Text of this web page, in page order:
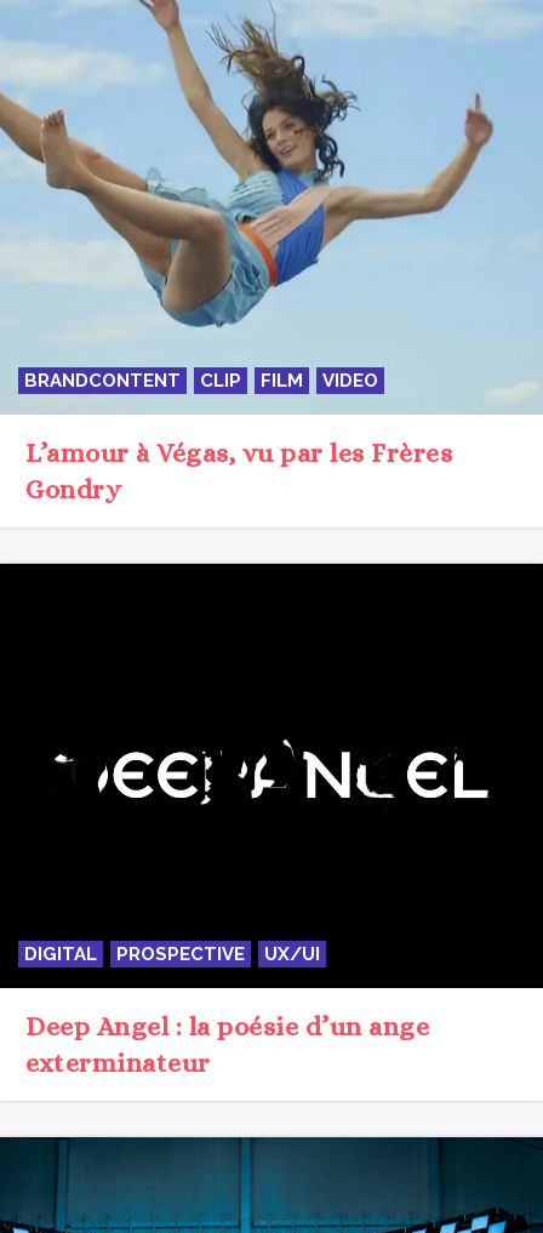
BRANDCONTENT CLIP FILM VIDEO
L’amour à Végas, vu par les Frères
Gondry
DIGITAL PROSPECTIVE UX/UI
Deep Angel : la poésie d’un ange
exterminateur